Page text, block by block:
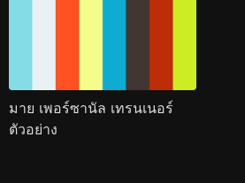
มาย เพอร์ซานัล เทรนเนอร์
ตัวอย่าง